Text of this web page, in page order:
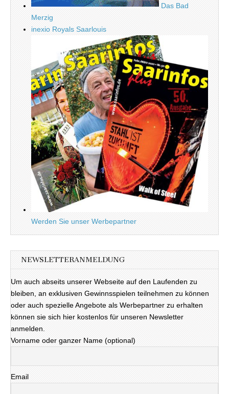
Das Bad
Merzig
inexio Royals Saarlouis
Werden Sie unser Werbepartner
NEWSLETTERANMELDUNG
Um auch abseits unserer Webseite auf den Laufenden zu
bleiben, an exklusiven Gewinnsspielen teilnehmen zu können
oder auch spezielle Angebote als Werbepartner zu erhalten
können sie sich hier kostenlos für unseren Newsletter
anmelden.
Vorname oder ganzer Name (optional)
Email